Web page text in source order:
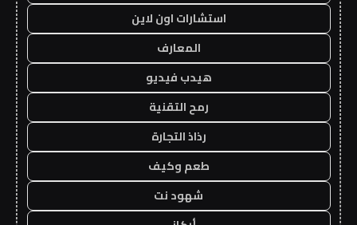
استشارات اون لاين
المعارف
هيدب فيديو
رمح التقنية
رذاذ التجارة
طعم وكيف
شهود نت